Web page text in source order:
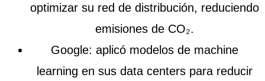
optimizar su red de distribución, reduciendo
emisiones de CO₂.
Google: aplicó modelos de machine
learning en sus data centers para reducir